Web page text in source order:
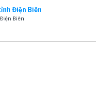
Điện Biên
Biên